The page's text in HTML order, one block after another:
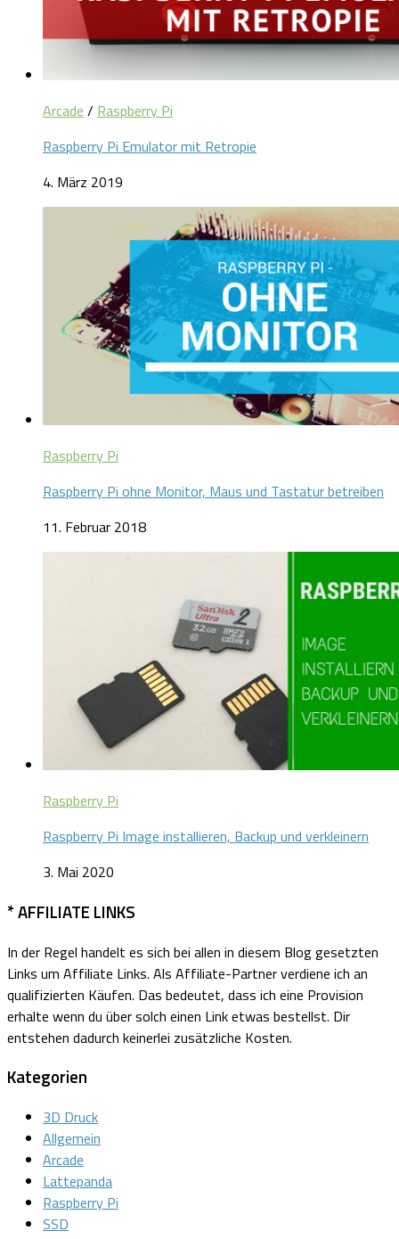
Arcade / Raspberry Pi
Raspberry Pi Emulator mit Retropie
4. März 2019
Raspberry Pi
Raspberry Pi ohne Monitor, Maus und Tastatur betreiben
11. Februar 2018
Raspberry Pi
Raspberry Pi Image installieren, Backup und verkleinern
3. Mai 2020
* AFFILIATE LINKS
In der Regel handelt es sich bei allen in diesem Blog gesetzten
Links um Affiliate Links. Als Affiliate-Partner verdiene ich an
qualifizierten Käufen. Das bedeutet, dass ich eine Provision
erhalte wenn du über solch einen Link etwas bestellst. Dir
entstehen dadurch keinerlei zusätzliche Kosten.
Kategorien
3D Druck
Allgemein
Arcade
Lattepanda
Raspberry Pi
SSD